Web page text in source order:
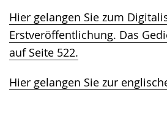
Hier gelangen Sie zum
Erstveröffentlichung. Das
auf Seite 522.
Hier gelangen Sie zur